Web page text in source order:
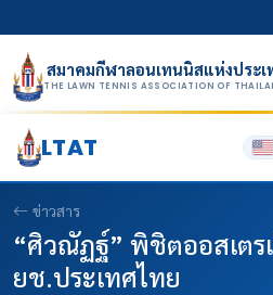
สมาคมกีฬาลอนเทนนิสแห่งประ
THE LAWN TENNIS ASSOCIATION OF
LTAT
ข่าวสาร
“ศิวณัฏฐ์” พิชิตออสเตร
ยช.ประเทศไทย